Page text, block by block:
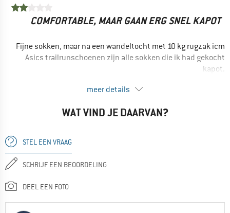
Comfortabel
GEBRUIK
Vrije tijd
COMFORTABLE, MAAR GAAN ERG SNEL KAPOT
Fijne sokken, maar na een wandeltocht met 10 kg rugzak icm
Asics trailrunschoenen zijn alle sokken die ik had gekocht
kapot.
meer details
WAT VIND JE DAARVAN?
STEL EEN VRAAG
SCHRIJF EEN BEOORDELING
DEEL EEN FOTO